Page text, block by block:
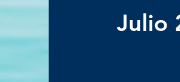
Julio